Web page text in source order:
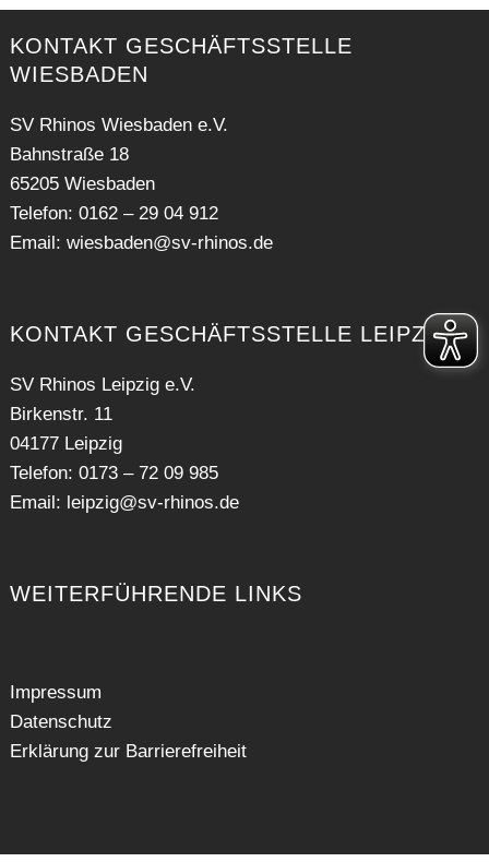
KONTAKT GESCHÄFTSSTELLE
WIESBADEN
SV Rhinos Wiesbaden e.V.
Bahnstraße 18
65205 Wiesbaden
Telefon: 0162 – 29 04 912
Email: wiesbaden@sv-rhinos.de
KONTAKT GESCHÄFTSSTELLE LEIPZIG
SV Rhinos Leipzig e.V.
Birkenstr. 11
04177 Leipzig
Telefon: 0173 – 72 09 985
Email: leipzig@sv-rhinos.de
WEITERFÜHRENDE LINKS
Impressum
Datenschutz
Erklärung zur Barrierefreiheit